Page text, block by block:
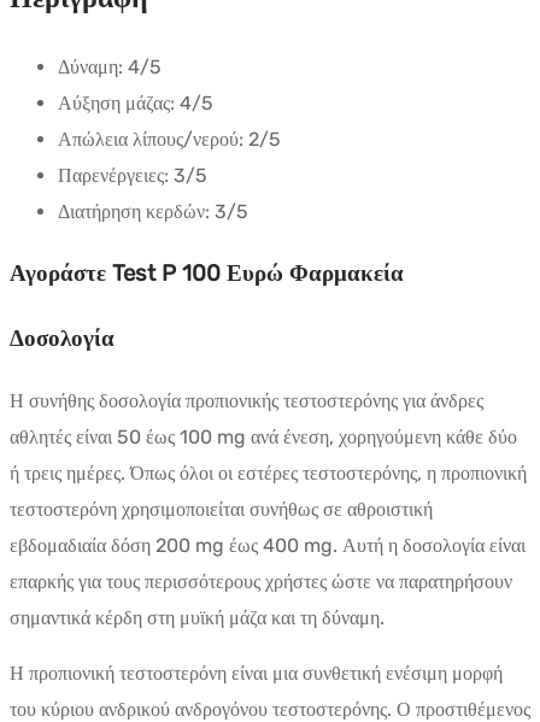
Δύναμη: 4/5
Αύξηση μάζας: 4/5
Απώλεια λίπους/νερού: 2/5
Παρενέργειες: 3/5
Διατήρηση κερδών: 3/5
Αγοράστε Test P 100 Ευρώ Φαρμακεία
Δοσολογία
Η συνήθης δοσολογία προπιονικής τεστοστερόνης για άνδρες
αθλητές είναι 50 έως 100 mg ανά ένεση, χορηγούμενη κάθε δύο
ή τρεις ημέρες. Όπως όλοι οι εστέρες τεστοστερόνης, η προπιονική
τεστοστερόνη χρησιμοποιείται συνήθως σε αθροιστική
εβδομαδιαία δόση 200 mg έως 400 mg. Αυτή η δοσολογία είναι
επαρκής για τους περισσότερους χρήστες ώστε να παρατηρήσουν
σημαντικά κέρδη στη μυϊκή μάζα και τη δύναμη.
Η προπιονική τεστοστερόνη είναι μια συνθετική ενέσιμη μορφή
του κύριου ανδρικού ανδρογόνου τεστοστερόνης. Ο προστιθέμενος